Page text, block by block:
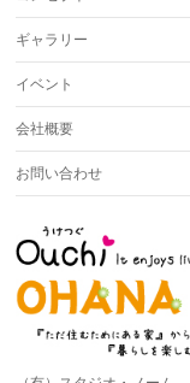
ギャラリー
イベント
会社概要
お問い合わせ